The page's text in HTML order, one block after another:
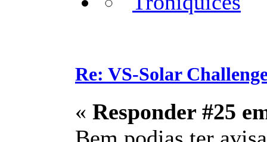
Re: VS-Solar
« Responder #25